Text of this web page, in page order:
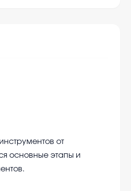
от
основные этапы и